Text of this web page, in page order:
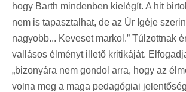
hogy Barth mindenben kielégít. A hit
nem is tapasztalhat, de az Úr Igéje
nagyobb... Keveset markol.” Túlzottnak
vallásos élményt illető kritikáját.
„bizonyára nem gondol arra, hogy az
volna meg a maga pedagógiai